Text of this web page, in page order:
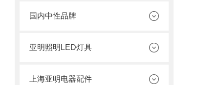
国内中性品牌
亚明照明LED灯具
上海亚明电器配件